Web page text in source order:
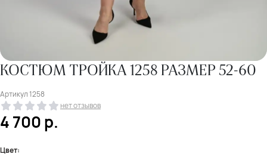
КОСТЮМ ТРОЙКА 1258 РАЗМЕР 52-60
Артикул1258
нет отзывов
4 700р.
Цвет: